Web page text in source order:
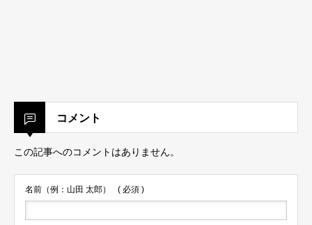
コメント
この記事へのコメントはありません。
名前（例：山田 太郎） ( 必須 )